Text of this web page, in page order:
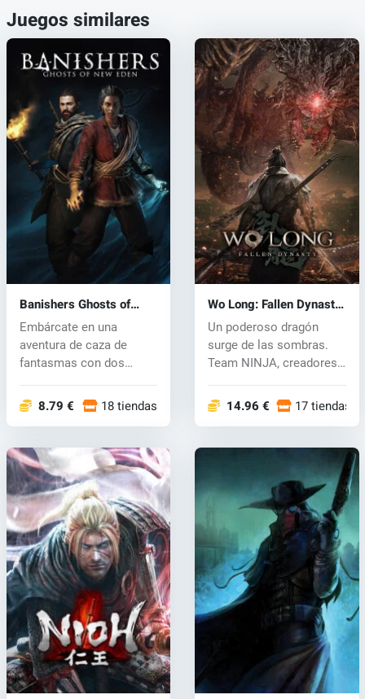
Juegos similares
Banishers Ghosts of
New Eden (PC) key
Embárcate en una
aventura de caza de
fantasmas con dos
8.79 € 18 tiendas
Wo Long: Fallen Dynasty
(PC) key
Un poderoso dragón
surge de las sombras.
Team NINJA, creadores
14.96 € 17 tiendas